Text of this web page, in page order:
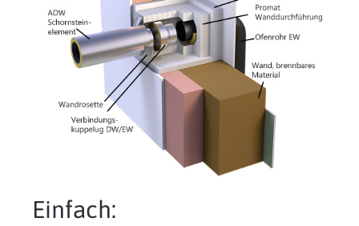
Einfach: